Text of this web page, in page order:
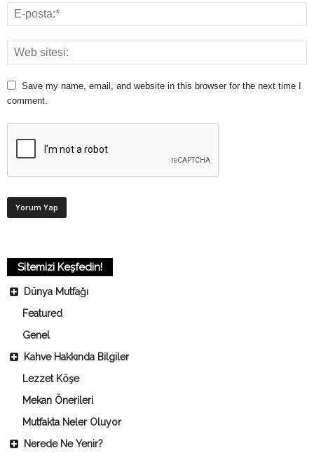
Save my name, email, and website in this browser for the next time I
comment.
Sitemizi Keşfedin!
Dünya Mutfağı
Featured
Genel
Kahve Hakkında Bilgiler
Lezzet Köşe
Mekan Önerileri
Mutfakta Neler Oluyor
Nerede Ne Yenir?